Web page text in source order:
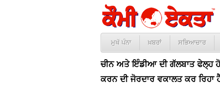
ਮੁਖੱ ਪੰਨਾ ਖ਼ਬਰਾਂ ਸਭਿਆਚਾਰ
ਚੀਨ ਅਤੇ ਇੰਡੀਆ ਦੀ ਗੱਲਬਾਤ ਫੇਲ੍ਹ
ਕਰਨ ਦੀ ਜੋਰਦਾਰ ਵਕਾਲਤ ਕਰ ਰਿਹਾ